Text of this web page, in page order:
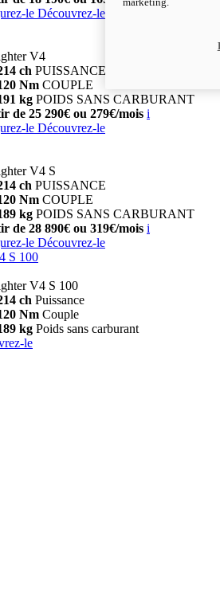
le Découvrez-le
V4
ch PUISSANCE
Nm COUPLE
kg POIDS SANS CARBURANT
de 25 290€ ou 279€/mois i
le Découvrez-le
V4 S
ch PUISSANCE
Nm COUPLE
kg POIDS SANS CARBURANT
de 28 890€ ou 319€/mois i
le Découvrez-le
S 100
V4 S 100
ch Puissance
Nm Couple
kg Poids sans carburant
le